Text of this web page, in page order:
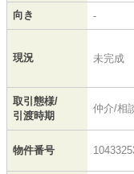
向き -
現況 未完成
取引態様/
引渡時期
仲介/相
物件番号